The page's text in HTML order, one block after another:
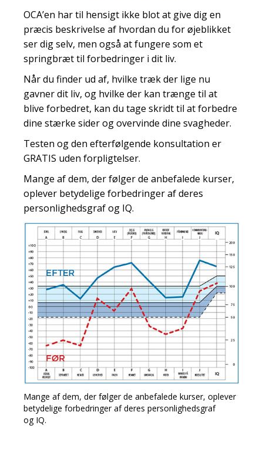
OCA’en har til hensigt ikke blot at give dig en
præcis beskrivelse af hvordan du for øjeblikket
ser dig selv, men også at fungere som et
springbræt til forbedringer i dit liv.
Når du finder ud af, hvilke træk der lige nu
gavner dit liv, og hvilke der kan trænge til at
blive forbedret, kan du tage skridt til at forbedre
dine stærke sider og overvinde dine svagheder.
Testen og den efterfølgende konsultation er
GRATIS uden forpligtelser.
Mange af dem, der følger de anbefalede kurser,
oplever betydelige forbedringer af deres
personlighedsgraf og IQ.
Mange af dem, der følger de anbefalede kurser, oplever
betydelige forbedringer af deres personlighedsgraf
og IQ.